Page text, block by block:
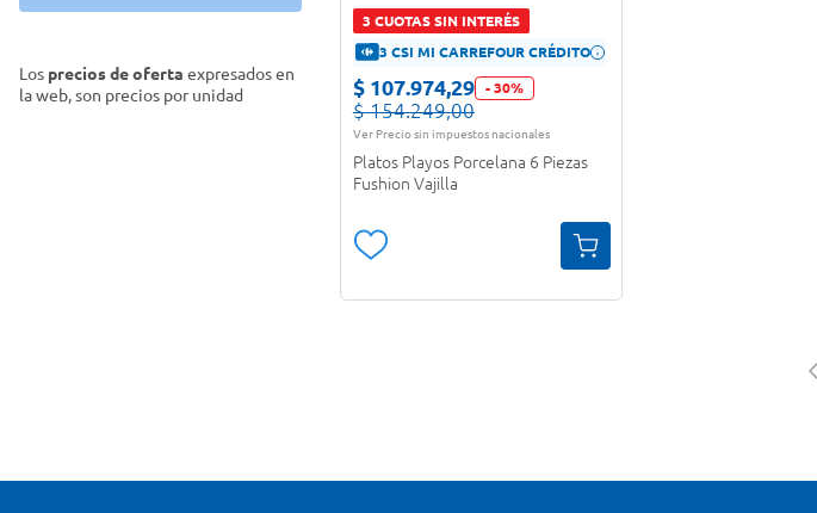
Los precios de oferta expresados en
la web, son precios por unidad
3 CUOTAS SIN INTERÉS
3 CSI MI CARREFOUR CRÉDITO
$ 107.974,29 - 30%
$ 154.249,00
Ver Precio sin impuestos nacionales
Platos Playos Porcelana 6 Piezas
Fushion Vajilla